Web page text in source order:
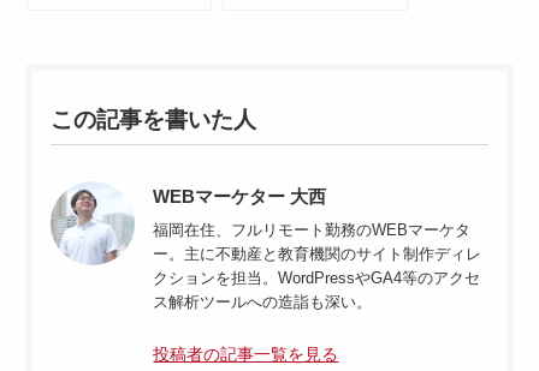
この記事を書いた人
WEBマーケター 大西
福岡在住、フルリモート勤務のWEBマーケタ
ー。主に不動産と教育機関のサイト制作ディレ
クションを担当。WordPressやGA4等のアクセ
ス解析ツールへの造詣も深い。
投稿者の記事一覧を見る